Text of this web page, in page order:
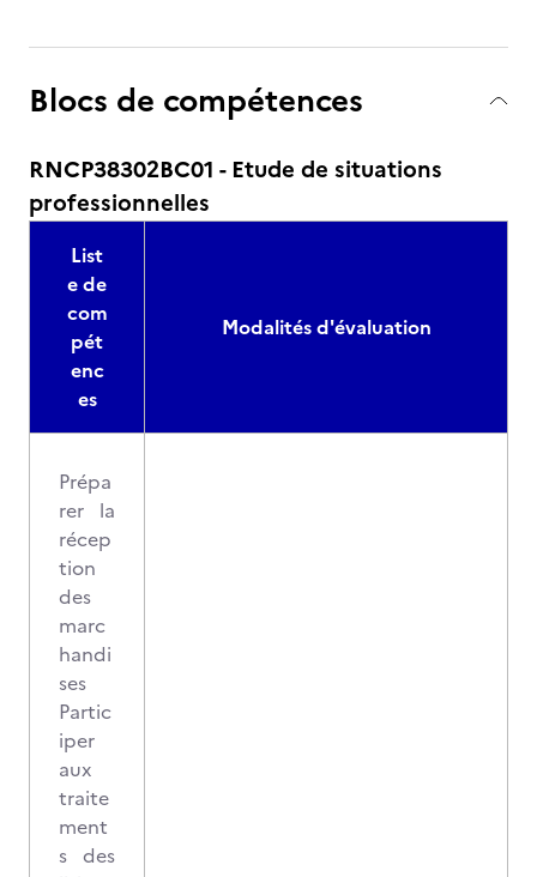
Blocs de compétences
RNCP38302BC01 - Etude de situations
professionnelles
List
e de
com
pét
enc
es
Modalités d'évaluation
Prépa
rer la
récep
tion
des
marc
handi
ses
Partic
iper
aux
traite
ment
s des